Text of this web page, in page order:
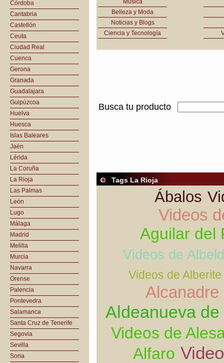
Córdoba
Cantabria
Castellón
Ceuta
Ciudad Real
Cuenca
Gerona
Granada
Guadalajara
Guipúzcoa
Huelva
Huesca
Islas Baleares
Jaén
Lérida
La Coruña
La Rioja
Las Palmas
León
Lugo
Málaga
Madrid
Melilla
Murcia
Navarra
Orense
Palencia
Pontevedra
Salamanca
Santa Cruz de Tenerife
Segovia
Sevilla
Soria
Música
Belleza y Moda
Noticias y Blogs
Ciencia y Tecnología
Busca tu producto
Tags La Rioja
Ábalos
Videos
Aguilar del
Videos de
Videos de Alberite
Alcanadre
Aldeanueva de
Videos de
Alfaro